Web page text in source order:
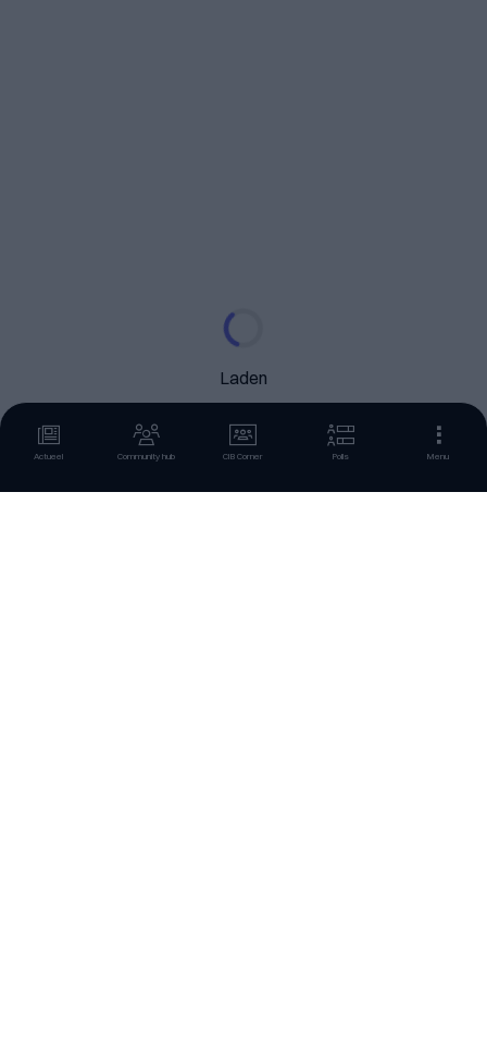
Laden
Actueel Community hub CIB Corner Polls Menu